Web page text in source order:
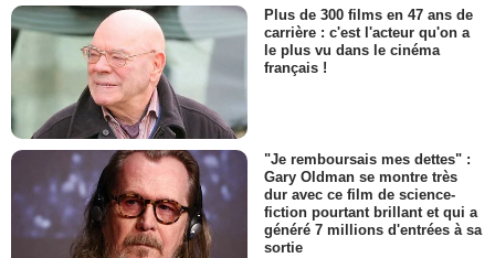
Plus de 300 films en 47 ans de
carrière : c'est l'acteur qu'on a
le plus vu dans le cinéma
français !
"Je remboursais mes dettes" :
Gary Oldman se montre très
dur avec ce film de science-
fiction pourtant brillant et qui a
généré 7 millions d'entrées à sa
sortie